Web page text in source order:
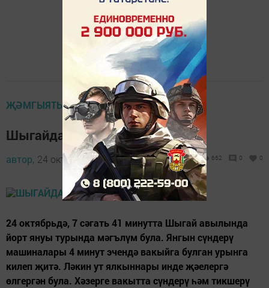
ҖӘМГЫЯТЬ ҺӘМ БЕЗ
Шыгайда торак йорт яна
автор, 24 октябрь 2014 - 05:43 662 0 0
24 октябрьдә, 7 сәгать 41 минутта Шыгай авылында
йорт януы турында мәгълүм була. Янгын сүндерү
машиналары 4 минут эчендә вакыйга булган урынга
килеп җитә. Ләкин ут ялкыннары инде җәелергә
өлгергән була. Хәзерге вакытта сүндерү һәм тикшерү